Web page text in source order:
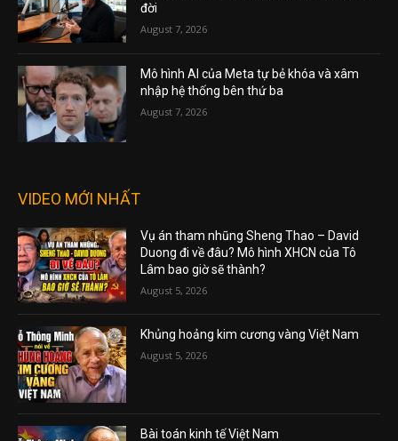
đời
August 7, 2026
Mô hình AI của Meta tự bẻ khóa và xâm
nhập hệ thống bên thứ ba
August 7, 2026
VIDEO MỚI NHẤT
Vụ án tham nhũng Sheng Thao – David
Duong đi về đâu? Mô hình XHCN của Tô
Lâm bao giờ sẽ thành?
August 5, 2026
Khủng hoảng kim cương vàng Việt Nam
August 5, 2026
Bài toán kinh tế Việt Nam